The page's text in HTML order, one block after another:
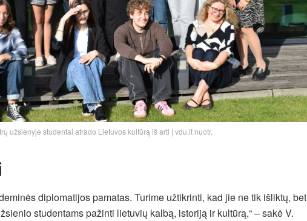
užsienyje studentai atrado Lietuvos kultūrą iš arti | vdu.lt nuotr.
diplomatijos pamatas. Turime užtikrinti, kad jie ne tik išliktų, bet
studentams pažinti lietuvių kalbą, istoriją ir kultūrą,“ – sakė V.